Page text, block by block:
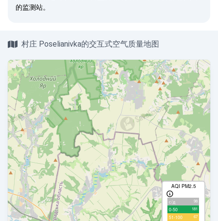
的监测站。
村庄 Poselianivka的交互式空气质量地图
AQI PM2.5
с/д 98
0-50 181
51-100 67